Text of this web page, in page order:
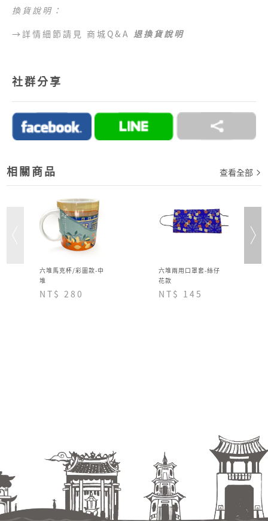
區 （澎湖、金門、馬祖、綠島、蘭嶼、小琉球等地
目前提供的付款方式：
2.訂單完成後，須於七日內完成付款流程，超過七日
未完成付款流程，系統會自動為您取消訂單。
→詳情細節請見 商城Q&A購物說明
換貨說明：
→詳情細節請見 商城Q&A 退換貨說明
社群分享
相關商品 查看全部
六堆馬克杯/彩圖款-中
堆
NT$ 280
六堆兩用口罩套-絲仔
花款
NT$ 145